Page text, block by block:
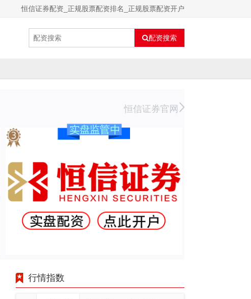
恒信证券配资_正规股票配资排名_正规股票配资开户
配资搜索
恒信证券官网
行情指数